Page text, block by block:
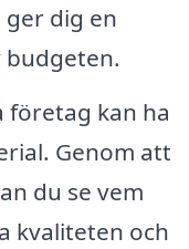
dig en
budgeten.
företag kan ha
Genom att
du se vem
kvaliteten och